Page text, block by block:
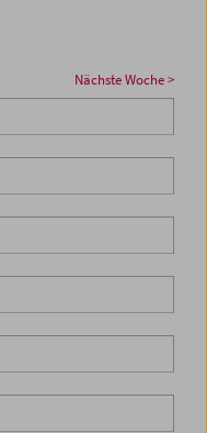
Nächste Woche >